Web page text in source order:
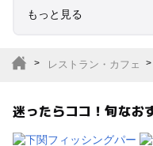
もっと見る
サファリパーク
レストラン・カフェ
迷ったらココ！旬なお